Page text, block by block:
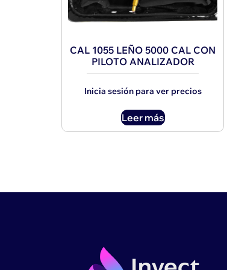
CAL 1055 LEÑO 5000 CAL CON
PILOTO ANALIZADOR
Inicia sesión para ver precios
Leer más